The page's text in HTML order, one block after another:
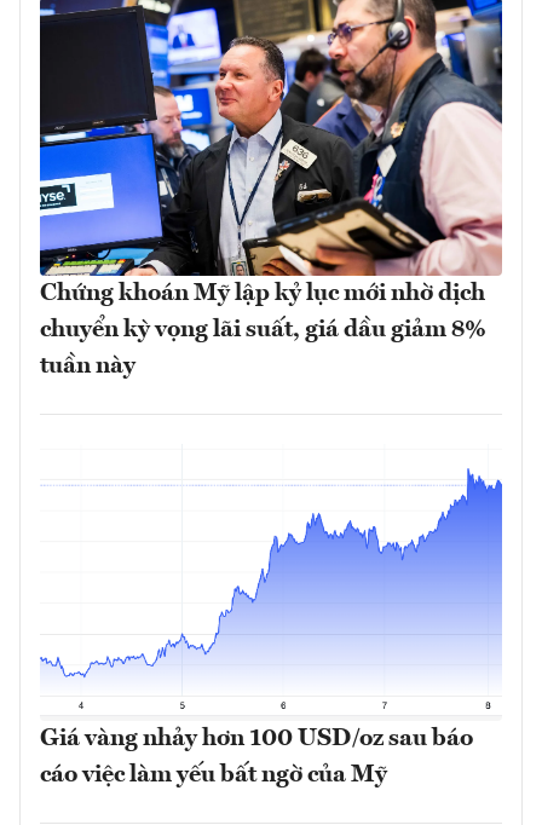
Chứng khoán Mỹ lập kỷ lục mới nhờ dịch
chuyển kỳ vọng lãi suất, giá dầu giảm 8%
tuần này
Giá vàng nhảy hơn 100 USD/oz sau báo
cáo việc làm yếu bất ngờ của Mỹ